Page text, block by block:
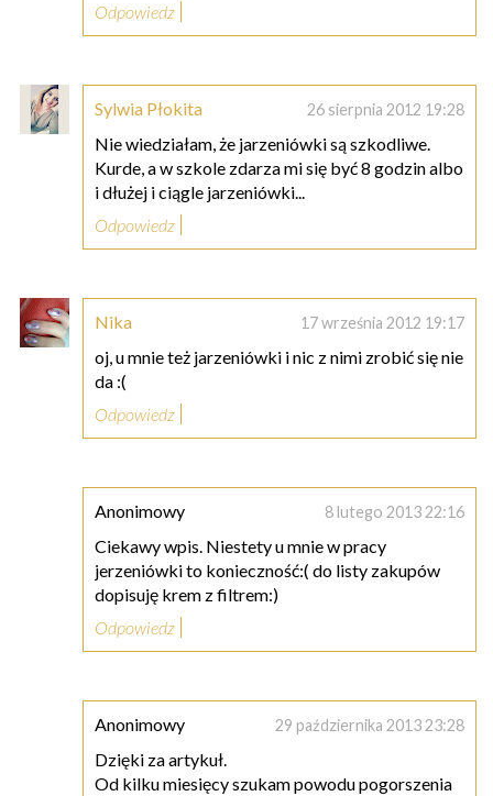
Odpowiedz
Sylwia Płokita 26 sierpnia 2012 19:28
Nie wiedziałam, że jarzeniówki są szkodliwe.
Kurde, a w szkole zdarza mi się być 8 godzin albo
i dłużej i ciągle jarzeniówki...
Odpowiedz
Nika 17 września 2012 19:17
oj, u mnie też jarzeniówki i nic z nimi zrobić się nie
da :(
Odpowiedz
Anonimowy 8 lutego 2013 22:16
Ciekawy wpis. Niestety u mnie w pracy
jerzeniówki to konieczność:( do listy zakupów
dopisuję krem z filtrem:)
Odpowiedz
Anonimowy 29 października 2013 23:28
Dzięki za artykuł.
Od kilku miesięcy szukam powodu pogorszenia